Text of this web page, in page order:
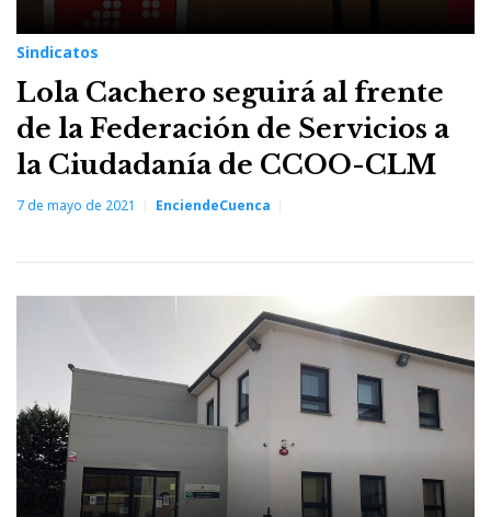
Sindicatos
Lola Cachero seguirá al frente
de la Federación de Servicios a
la Ciudadanía de CCOO-CLM
7 de mayo de 2021 EnciendeCuenca